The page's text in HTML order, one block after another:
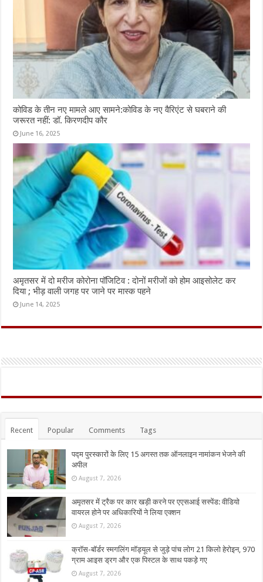
कोविड के तीन नए मामले आए सामने:कोविड के नए वैरिएंट से घबराने की
जरूरत नहीं: डॉ. किरणदीप कौर
June 16, 2025
अमृतसर में दो मरीज कोरोना पॉजिटिव : दोनों मरीजों को होम आइसोलेट कर
दिया ; भीड़ वाली जगह पर जाने पर मास्क पहने
June 14, 2025
Recent Popular Comments Tags
पद्म पुरस्कारों के लिए 15 अगस्त तक ऑनलाइन नामांकन भेजने की
अपील
August 7, 2026
अमृतसर में ट्रैक पर कार खड़ी करने पर एएसआई सस्पेंड: वीडियो
वायरल होने पर अधिकारियों ने लिया एक्शन
August 7, 2026
क्रॉस-बॉर्डर स्मगलिंग मॉड्यूल से जुड़े पांच लोग 21 किलो हेरोइन, 970
ग्राम आइस ड्रग और एक पिस्टल के साथ पकड़े गए
August 7, 2026